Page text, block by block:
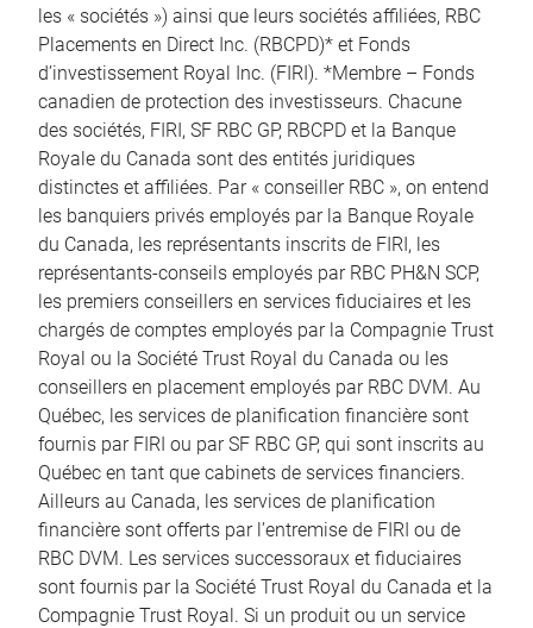
les « sociétés ») ainsi que leurs sociétés affiliées, RBC
Placements en Direct Inc. (RBCPD)* et Fonds
d’investissement Royal Inc. (FIRI). *Membre – Fonds
canadien de protection des investisseurs. Chacune
des sociétés, FIRI, SF RBC GP, RBCPD et la Banque
Royale du Canada sont des entités juridiques
distinctes et affiliées. Par « conseiller RBC », on entend
les banquiers privés employés par la Banque Royale
du Canada, les représentants inscrits de FIRI, les
représentants-conseils employés par RBC PH&N SCP,
les premiers conseillers en services fiduciaires et les
chargés de comptes employés par la Compagnie Trust
Royal ou la Société Trust Royal du Canada ou les
conseillers en placement employés par RBC DVM. Au
Québec, les services de planification financière sont
fournis par FIRI ou par SF RBC GP, qui sont inscrits au
Québec en tant que cabinets de services financiers.
Ailleurs au Canada, les services de planification
financière sont offerts par l’entremise de FIRI ou de
RBC DVM. Les services successoraux et fiduciaires
sont fournis par la Société Trust Royal du Canada et la
Compagnie Trust Royal. Si un produit ou un service